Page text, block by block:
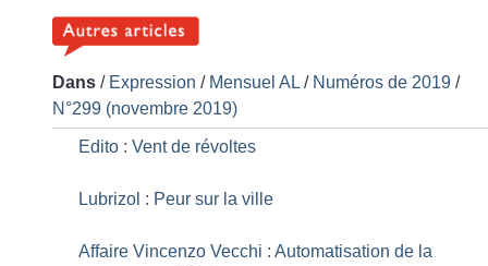
Dans / Expression / Mensuel AL / Numéros de 2019 /
N°299 (novembre 2019)
Edito : Vent de révoltes
Lubrizol : Peur sur la ville
Affaire Vincenzo Vecchi : Automatisation de la